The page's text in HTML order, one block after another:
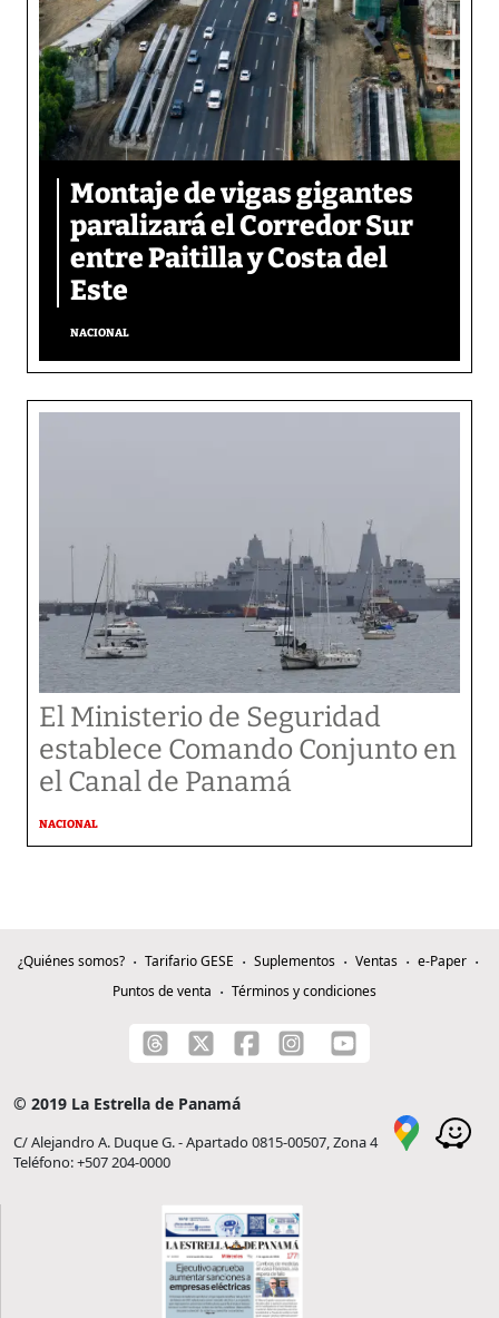
Montaje de vigas gigantes
paralizará el Corredor Sur
entre Paitilla y Costa del
Este
NACIONAL
El Ministerio de Seguridad
establece Comando Conjunto en
el Canal de Panamá
NACIONAL
¿Quiénes somos? Tarifario GESE Suplementos Ventas
e-Paper
Puntos de venta
Términos y condiciones
© 2019 La Estrella de Panamá
C/ Alejandro A. Duque G. - Apartado 0815-00507, Zona 4
Teléfono: +507 204-0000